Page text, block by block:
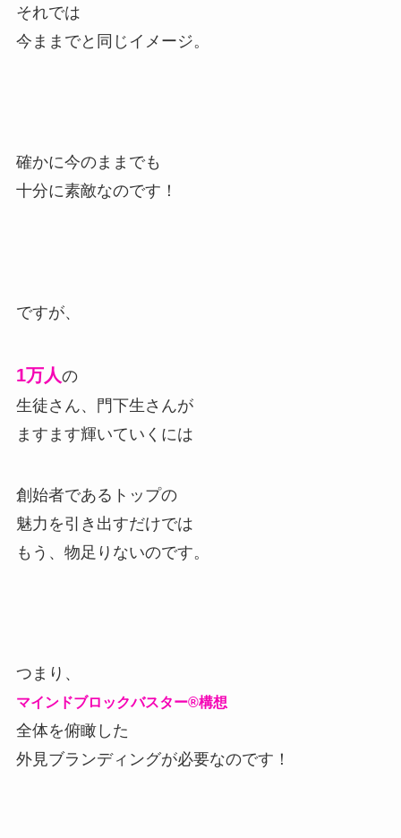
それでは
今ままでと同じイメージ。
確かに今のままでも
十分に素敵なのです！
ですが、
1万人の
生徒さん、門下生さんが
ますます輝いていくには
創始者であるトップの
魅力を引き出すだけでは
もう、物足りないのです。
つまり、
マインドブロックバスター®構想
全体を俯瞰した
外見ブランディングが必要なのです！